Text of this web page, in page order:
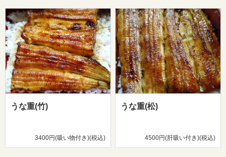
うな重(竹)
3400円(吸い物付き)(税込)
うな重(松)
4500円(肝吸い付き)(税込)